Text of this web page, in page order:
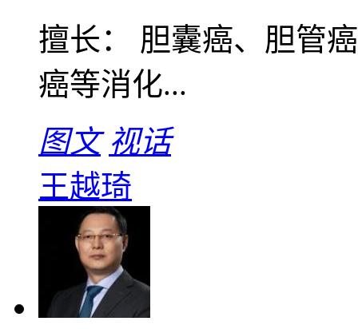
擅长： 胆囊癌、胆管
癌等消化...
图文 视话
王越琦